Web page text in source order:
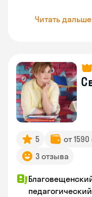
Читать дальше
5 от
3 отзыва